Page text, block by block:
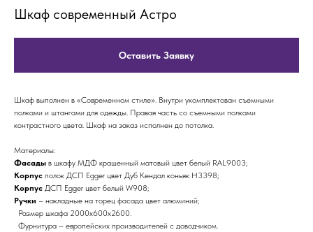
Шкаф современный Астро
Оставить Заявку
Шкаф выполнен в «Современном стиле». Внутри укомплектован съемными
полками и штангами для одежды. Правая часть со съемными полками
контрастного цвета. Шкаф на заказ исполнен до потолка.
Материалы:
Фасады в шкафу МДФ крашенный матовый цвет белый RAL9003;
Корпус полок ДСП Egger цвет Дуб Кендал коньяк Н3398;
Корпус ДСП Egger цвет белый W908;
Ручки – накладные на торец фасада цвет алюминий;
Размер шкафа 2000х600х2600.
Фурнитура – европейских производителей с доводчиком.